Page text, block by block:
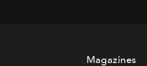
Magazines